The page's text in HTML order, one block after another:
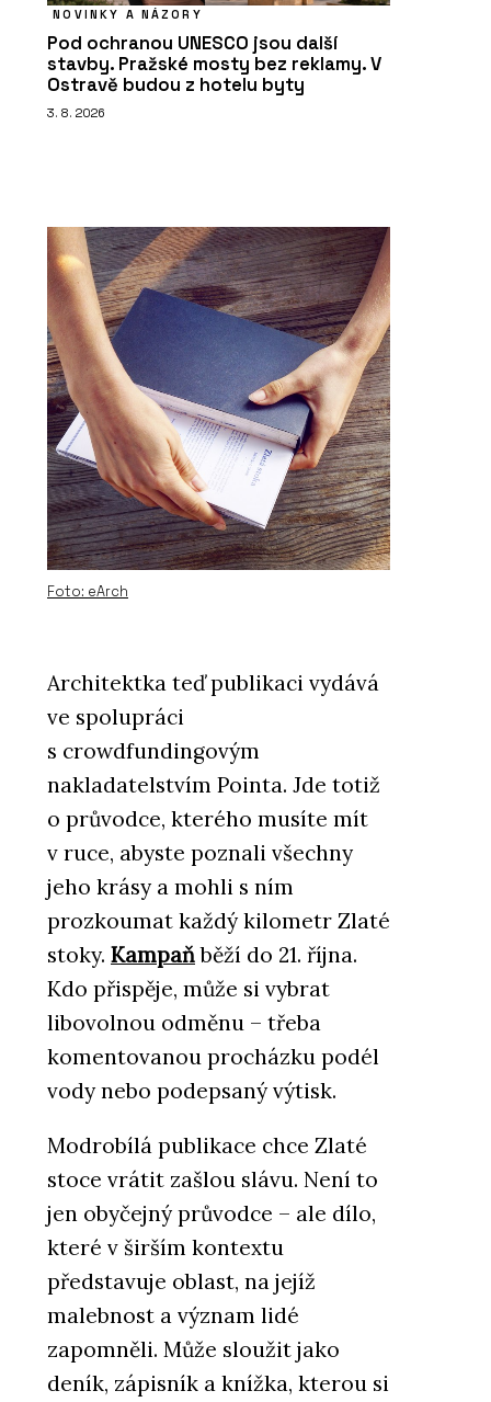
NOVINKY A NÁZORY
Pod ochranou UNESCO jsou další
stavby. Pražské mosty bez reklamy. V
Ostravě budou z hotelu byty
3. 8. 2026
Foto: eArch
Architektka teď publikaci vydává
ve spolupráci
s crowdfundingovým
nakladatelstvím Pointa. Jde totiž
o průvodce, kterého musíte mít
v ruce, abyste poznali všechny
jeho krásy a mohli s ním
prozkoumat každý kilometr Zlaté
stoky. Kampaňběží do 21. října.
Kdo přispěje, může si vybrat
libovolnou odměnu – třeba
komentovanou procházku podél
vody nebo podepsaný výtisk.
Modrobílá publikace chce Zlaté
stoce vrátit zašlou slávu. Není to
jen obyčejný průvodce – ale dílo,
které v širším kontextu
představuje oblast, na jejíž
malebnost a význam lidé
zapomněli. Může sloužit jako
deník, zápisník a knížka, kterou si